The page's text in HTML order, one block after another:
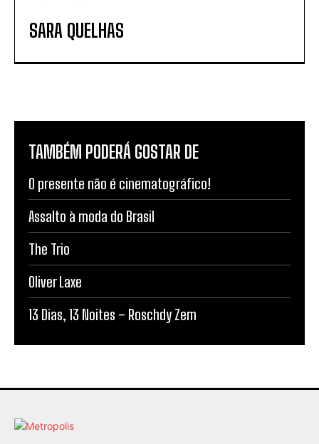
SARA QUELHAS
TAMBÉM PODERÁ GOSTAR DE
O presente não é cinematográfico!
Assalto à moda do Brasil
The Trio
Oliver Laxe
13 Dias, 13 Noites – Roschdy Zem